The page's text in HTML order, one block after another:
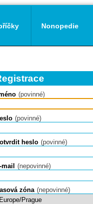
Nonopedie
(povinné)
(povinné)
heslo (povinné)
mail (nepovinné)
zóna (nepovinné)